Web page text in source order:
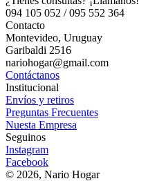
094 105 052 / 095 552 364
Contacto
Montevideo, Uruguay
Garibaldi 2516
nariohogar@gmail.com
Contáctanos
Institucional
Envíos y retiros
Preguntas Frecuentes
Nuesta Empresa
Seguinos
Instagram
Facebook
© 2026, Nario Hogar